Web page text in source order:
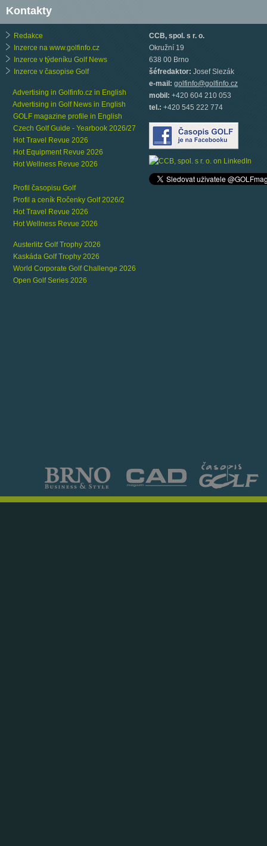
Kontakty
Redakce
Inzerce na www.golfinfo.cz
Inzerce v týdeníku Golf News
Inzerce v časopise Golf
Advertising in Golfinfo.cz in English
Advertising in Golf News in English
GOLF magazine profile in English
Czech Golf Guide - Yearbook 2026/27
Hot Travel Revue 2026
Hot Equipment Revue 2026
Hot Wellness Revue 2026
Profil časopisu Golf
Profil a ceník Ročenky Golf 2026/2
Hot Travel Revue 2026
Hot Wellness Revue 2026
Austerlitz Golf Trophy 2026
Kaskáda Golf Trophy 2026
World Corporate Golf Challenge 2026
Open Golf Series 2026
CCB, spol. s r. o.
Okružní 19
638 00 Brno
šéfredaktor: Josef Slezák
e-mail: golfinfo@golfinfo.cz
mobil: +420 604 210 053
tel.: +420 545 222 774